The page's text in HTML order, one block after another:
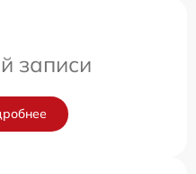
записи